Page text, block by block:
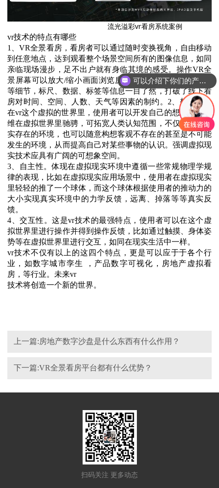
流光溢彩vr看房系统案例
vr技术的特点有哪些
1、VR全景看房，看房者可以通过随时变换视角，自由移动
到任意地点，达到观看整个场景空间所有的图像信息，如同
亲临现场漫步，足不出户就有身临其境的感受。操作VR全
景屏幕可以放大/缩小画面浏览房屋、方向定位、窗外环境
等细节，标尺、数据、标签等信息一目了然，打破了线下看
房对时间、空间、人数、天气等因素的制约。2、想象性。
在vr这个虚拟的世界里，使用者可以开发自己的想象，让思
维在虚拟世界里驰骋，可拓宽人类认知范围，不仅可再现真
实存在的环境，也可以随意构想客观不存在的甚至是不可能
发生的环境，从而提高自己对某些事物的认识。强调虚拟现
实技术应具有广阔的可想象空间。
3、自主性。体现在虚拟现实环境中遵循一些常规物理学规
律的表现，比如在虚拟现实应用场景中，使用者在虚拟现实
里轻轻的推了一个球体，而这个球体根据使用者的推动力的
大小实现真实环境中的力学反馈，远离、掉落等等真实反
馈。
4、交互性。这是vr技术的最强特点，使用者可以在这个虚
拟世界里进行操作并得到操作反馈，比如通过触摸、身体姿
势等在虚拟世界里进行交互，如同在现实生活中一样。
vr技术不仅有以上的这四个特点，更是可以应于于各个行
业，如数字城市孪生 ，产品数字可视化，房地产虚拟看
房，等行业。未来vr
技术将创造一个新的世界。
上一篇:房地产数字沙盘是什么东西有什么作用？
下一篇:VR全景看房平台都有什么优势？
扫码关注 更多动态
可以介绍下你们的产品么？